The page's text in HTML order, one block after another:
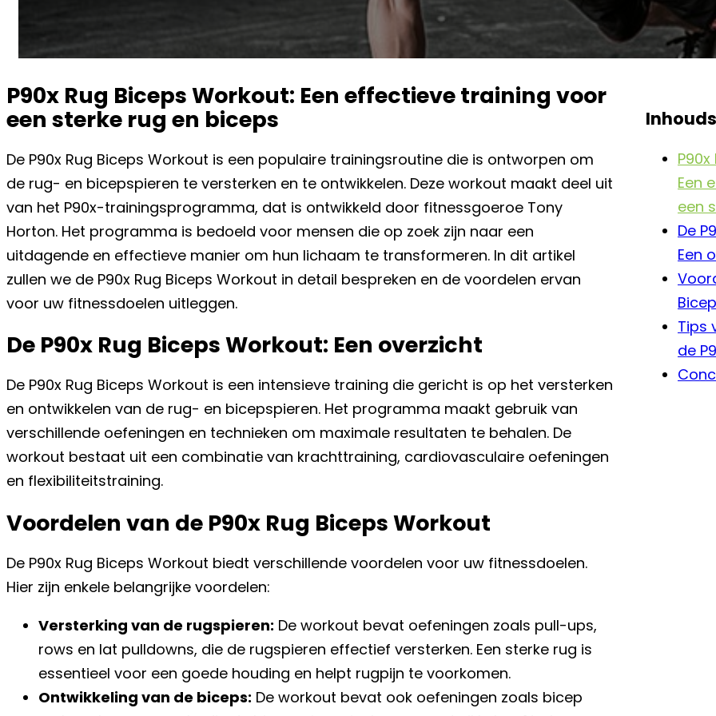
P90x Rug Biceps Workout: Een effectieve training voor
een sterke rug en biceps
De P90x Rug Biceps Workout is een populaire trainingsroutine die is ontworpen om
de rug- en bicepspieren te versterken en te ontwikkelen. Deze workout maakt deel uit
van het P90x-trainingsprogramma, dat is ontwikkeld door fitnessgoeroe Tony
Horton. Het programma is bedoeld voor mensen die op zoek zijn naar een
uitdagende en effectieve manier om hun lichaam te transformeren. In dit artikel
zullen we de P90x Rug Biceps Workout in detail bespreken en de voordelen ervan
voor uw fitnessdoelen uitleggen.
De P90x Rug Biceps Workout: Een overzicht
De P90x Rug Biceps Workout is een intensieve training die gericht is op het versterken
en ontwikkelen van de rug- en bicepspieren. Het programma maakt gebruik van
verschillende oefeningen en technieken om maximale resultaten te behalen. De
workout bestaat uit een combinatie van krachttraining, cardiovasculaire oefeningen
en flexibiliteitstraining.
Voordelen van de P90x Rug Biceps Workout
De P90x Rug Biceps Workout biedt verschillende voordelen voor uw fitnessdoelen.
Hier zijn enkele belangrijke voordelen:
Versterking van de rugspieren: De workout bevat oefeningen zoals pull-ups,
rows en lat pulldowns, die de rugspieren effectief versterken. Een sterke rug is
essentieel voor een goede houding en helpt rugpijn te voorkomen.
Ontwikkeling van de biceps: De workout bevat ook oefeningen zoals bicep
Een
een
De
Een
Tips
de